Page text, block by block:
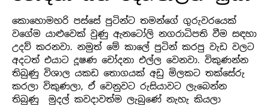
කොහොමහරි පස්සේ පුටින්ට තමන්ගේ ගුරුවරයෙක්
වගේම යාළුවෙක් වුණු ඇනටෝලි නගරාධිපති වීම සඳහා
උදව් කරනවා. නමුත් මේ කාලේ පුටින් කරපු වැඩ වලට
අදටත් එයාට දූෂණ චෝදනා එල්ල වෙනවා. විකුණන්න
තිබුණු විශාල යකඩ තොගයක් අඩු මිලකට තක්සේරු
කරලා විකුණලා, ඒ වෙනුවට රුසියාවට ලැබෙන්න
තිබුණු මුදල් කවදාවත්ම ලැබුණේ නැහැ කියලා